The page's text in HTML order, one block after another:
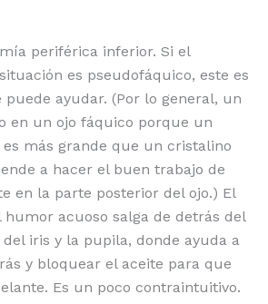
periférica inferior. Si el
es pseudofáquico, este es
ayudar. (Por lo general, un
en un ojo fáquico porque un
más grande que un cristalino
a hacer el buen trabajo de
en la parte posterior del ojo.) El
acuoso salga de detrás del
iris y la pupila, donde ayuda a
y bloquear el aceite para que
Es un poco contraintuitivo.